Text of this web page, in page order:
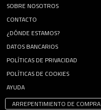
SOBRE NOSOTROS
CONTACTO
¿DÓNDE ESTAMOS?
DATOS BANCARIOS
POLÍTICAS DE PRIVACIDAD
POLÍTICAS DE COOKIES
AYUDA
ARREPENTIMIENTO DE COMPRA